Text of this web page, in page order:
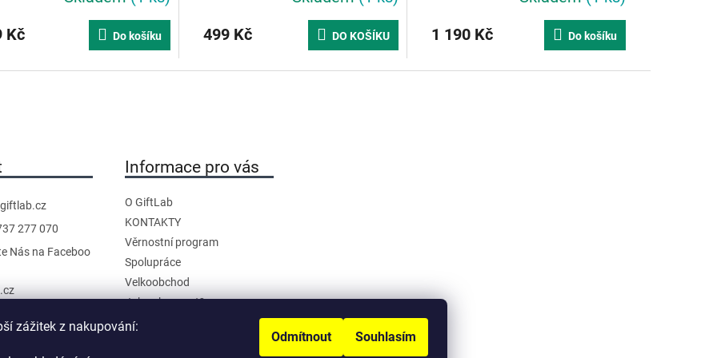
zážitek z nakupování:
Odmítnout Souhlasím
Kč
Do košíku
499 Kč
DO KOŠÍKU
1 190 Kč
Do košíku
giftlab.cz
277 070
Nás na Faceboo
Informace pro vás
O GiftLab
KONTAKTY
Věrnostní program
Spolupráce
Velkoobchod
Jak nakupovat?
Doprava a platba